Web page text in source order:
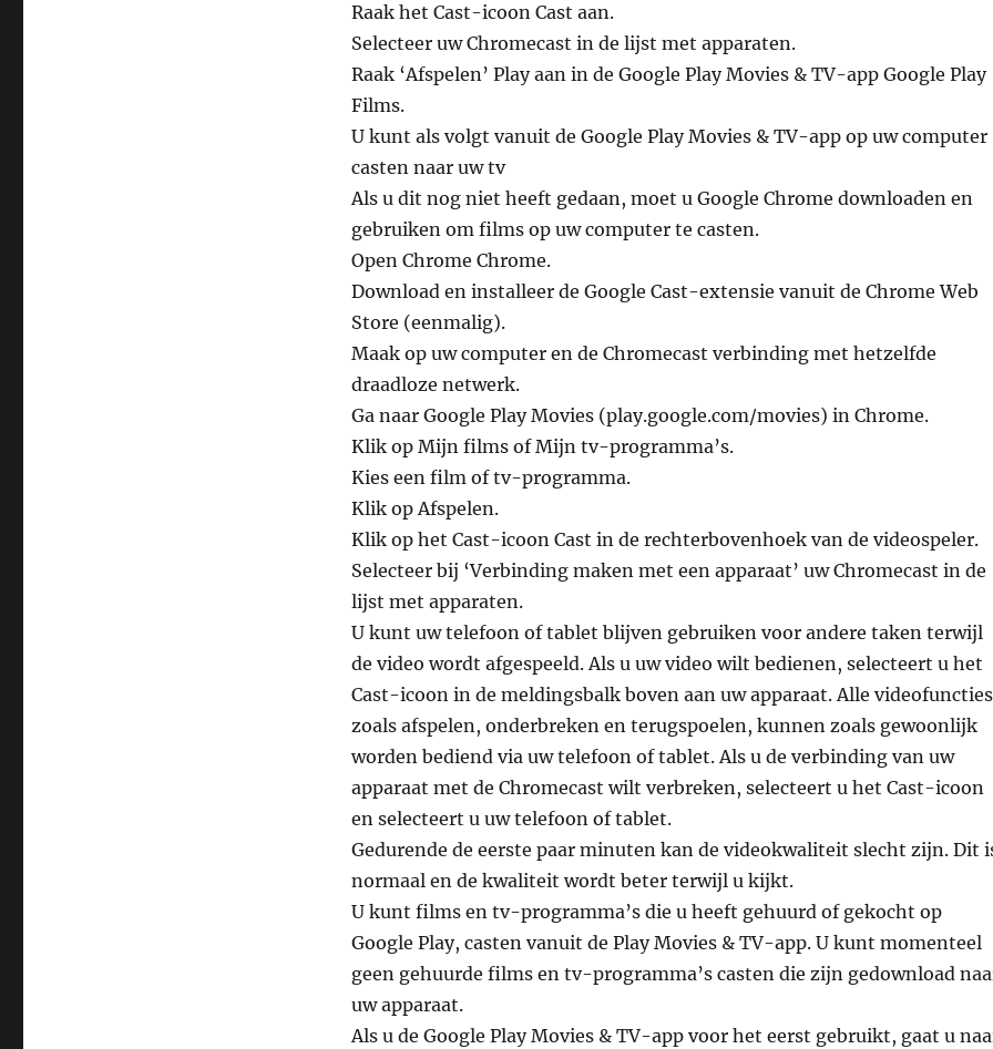
Raak het Cast-icoon Cast aan.
Selecteer uw Chromecast in de lijst met apparaten.
Raak ‘Afspelen’ Play aan in de Google Play Movies & TV-app Google Play
Films.
U kunt als volgt vanuit de Google Play Movies & TV-app op uw computer
casten naar uw tv
Als u dit nog niet heeft gedaan, moet u Google Chrome downloaden en
gebruiken om films op uw computer te casten.
Open Chrome Chrome.
Download en installeer de Google Cast-extensie vanuit de Chrome Web
Store (eenmalig).
Maak op uw computer en de Chromecast verbinding met hetzelfde
draadloze netwerk.
Ga naar Google Play Movies (play.google.com/movies) in Chrome.
Klik op Mijn films of Mijn tv-programma’s.
Kies een film of tv-programma.
Klik op Afspelen.
Klik op het Cast-icoon Cast in de rechterbovenhoek van de videospeler.
Selecteer bij ‘Verbinding maken met een apparaat’ uw Chromecast in de
lijst met apparaten.
U kunt uw telefoon of tablet blijven gebruiken voor andere taken terwijl
de video wordt afgespeeld. Als u uw video wilt bedienen, selecteert u het
Cast-icoon in de meldingsbalk boven aan uw apparaat. Alle
zoals afspelen, onderbreken en terugspoelen, kunnen zoals gewoonlijk
worden bediend via uw telefoon of tablet. Als u de verbinding van uw
apparaat met de Chromecast wilt verbreken, selecteert u het Cast-icoon
en selecteert u uw telefoon of tablet.
Gedurende de eerste paar minuten kan de videokwaliteit slecht zijn. Dit
normaal en de kwaliteit wordt beter terwijl u kijkt.
U kunt films en tv-programma’s die u heeft gehuurd of gekocht op
Google Play, casten vanuit de Play Movies & TV-app. U kunt momenteel
geen gehuurde films en tv-programma’s casten die zijn gedownload
uw apparaat.
Als u de Google Play Movies & TV-app voor het eerst gebruikt, gaat u